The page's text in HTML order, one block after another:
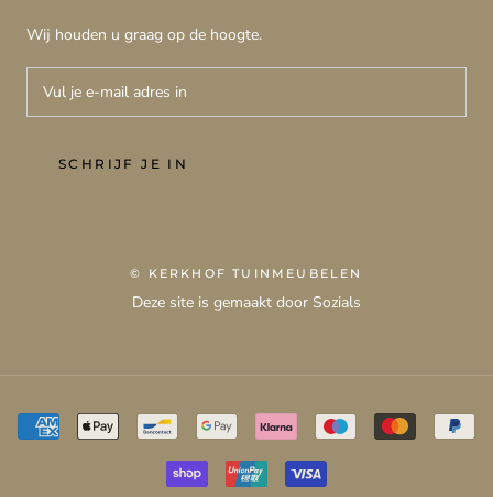
Wij houden u graag op de hoogte.
SCHRIJF JE IN
© KERKHOF TUINMEUBELEN
Deze site is gemaakt door Sozials